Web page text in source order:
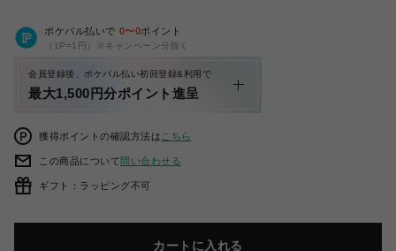
ポケパル払いで 0〜0ポイント
（1P=1円）※キャンペーン分除く
会員登録後、ポケパル払い初回登録&利用で
最大1,500円分ポイント進呈
獲得ポイントの確認方法は こちら
この商品について問い合わせる
ギフト：ラッピング不可
カートに入れる